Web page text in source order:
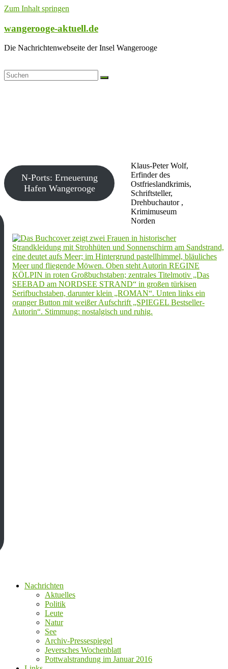
Zum Inhalt springen
wangerooge-aktuell.de
Die Nachrichtenwebseite der Insel Wangerooge
Klaus-Peter Wolf,
Erfinder des
Ostfrieslandkrimis,
Schriftsteller,
Drehbuchautor ,
Krimimuseum
Norden
N-Ports: Erneuerung
Hafen Wangerooge
Nachrichten
Aktuelles
Politik
Leute
Natur
See
Archiv-Pressespiegel
Jeversches Wochenblatt
Pottwalstrandung im Januar 2016